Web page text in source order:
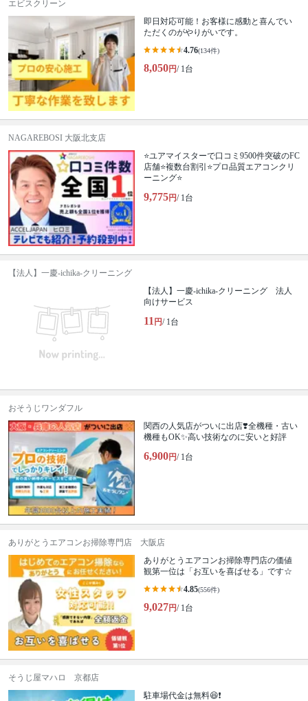
エビスクリーン
即日対応可能！お客様に感動と喜んでい
ただくのがやりがいです。
4.76(134件)
8,050円/ 1台
NAGAREBOSI 大阪北支店
⭐ユアマイスターで口コミ9500件突破のFC
店舗⭐複数台割引⭐プロ品質エアコンクリ
ーニング⭐
9,775円/ 1台
【法人】一慶-ichika-クリーニング
【法人】一慶-ichika-クリーニング 法人
向けサービス
11 円/ 1台
おそうじワンダフル
関西の人気店がついに出店❣️全機種・古い
機種もOK✨高い技術なのに安いと好評
6,900円/ 1台
ありがとうエアコンお掃除専門店 大阪店
ありがとうエアコンお掃除専門店の価値
観第一位は「お互いを喜ばせる」です☆
4.85(556件)
9,027円/ 1台
そうじ屋マハロ 京都店
駐車場代金は無料😆❗